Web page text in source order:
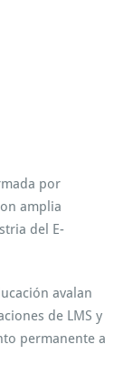
por
amplia
del E-
avalan
de LMS y
permanente a